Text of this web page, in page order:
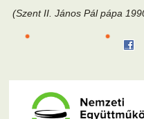
(Szent II. János Pál pápa